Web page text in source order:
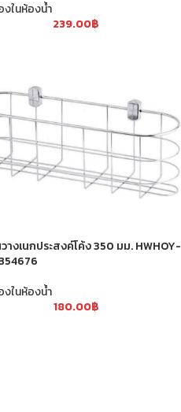
งในห้องน้ำ
239.00฿
างเนกประสงค์โค้ง 350 มม. HWHOY-
งในห้องน้ำ
180.00฿